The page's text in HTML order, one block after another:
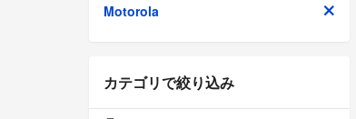
Motorola
カテゴリで絞り込み